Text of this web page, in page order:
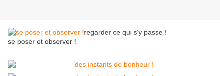
se poser et observer !
regarder ce qui s'y passe !